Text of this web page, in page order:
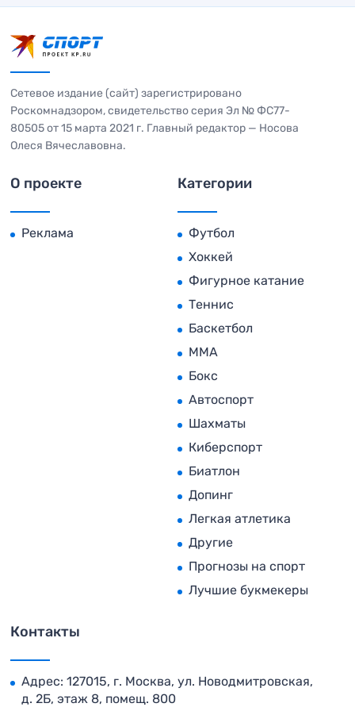
Сетевое издание (сайт) зарегистрировано
Роскомнадзором, свидетельство серия Эл № ФС77-
80505 от 15 марта 2021 г. Главный редактор — Носова
Олеся Вячеславовна.
О проекте
Реклама
Категории
Футбол
Хоккей
Фигурное катание
Теннис
Баскетбол
MMA
Бокс
Автоспорт
Шахматы
Киберспорт
Биатлон
Допинг
Легкая атлетика
Другие
Прогнозы на спорт
Лучшие букмекеры
Контакты
Адрес: 127015, г. Москва, ул. Новодмитровская,
д. 2Б, этаж 8, помещ. 800